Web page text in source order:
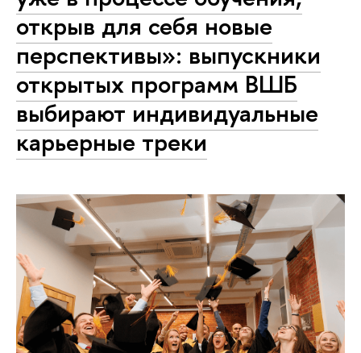
открыв для себя новые
перспективы»: выпускники
открытых программ ВШБ
выбирают индивидуальные
карьерные треки